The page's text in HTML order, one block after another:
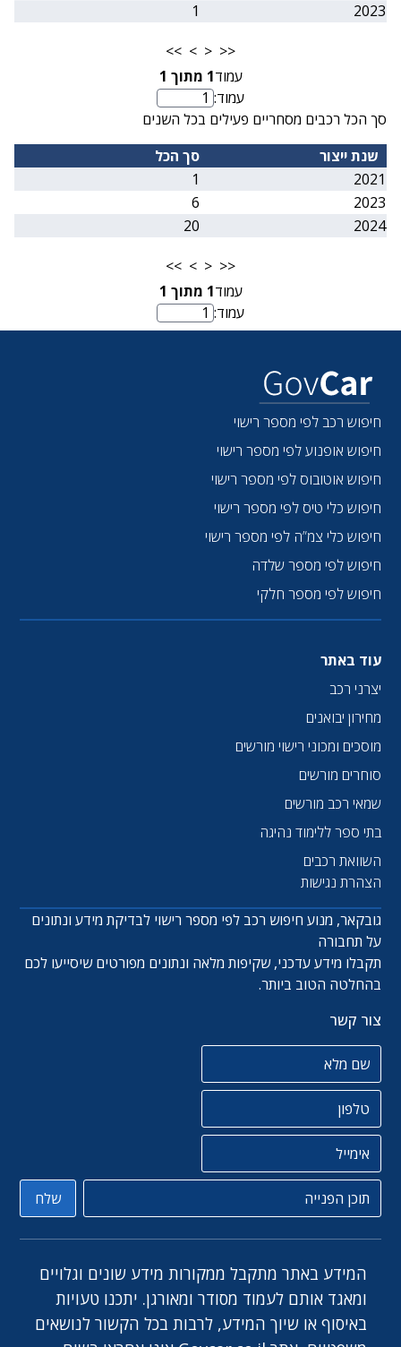
2023
1
<<
<
>
>>
עמוד1 מתוך 1
מספר עמוד
עמוד:
סך הכל רכבים מסחריים פעילים בכל השנים
שנת ייצור
סך הכל
2021
1
2023
6
2024
20
<<
<
>
>>
עמוד1 מתוך 1
מספר עמוד
עמוד:
חיפוש רכב לפי מספר רישוי
חיפוש אופנוע לפי מספר רישוי
חיפוש אוטובוס לפי מספר רישוי
חיפוש כלי טיס לפי מספר רישוי
חיפוש כלי צמ”ה לפי מספר רישוי
חיפוש לפי מספר שלדה
חיפוש לפי מספר חלקי
עוד באתר
יצרני רכב
מחירון יבואנים
מוסכים ומכוני רישוי מורשים
סוחרים מורשים
שמאי רכב מורשים
בתי ספר ללימוד נהיגה
השוואת רכבים
הצהרת נגישות
גובקאר, מנוע חיפוש רכב לפי מספר רישוי לבדיקת מידע ונתונים
על תחבורה
תקבלו מידע עדכני, שקיפות מלאה ונתונים מפורטים שיסייעו לכם
בהחלטה הטוב ביותר.
צור קשר
טלפון
שלח
המידע באתר מתקבל ממקורות מידע שונים וגלויים
ומאגד אותם לעמוד מסודר ומאורגן. יתכנו טעויות
באיסוף או שיוך המידע, לרבות בכל הקשור לנושאים